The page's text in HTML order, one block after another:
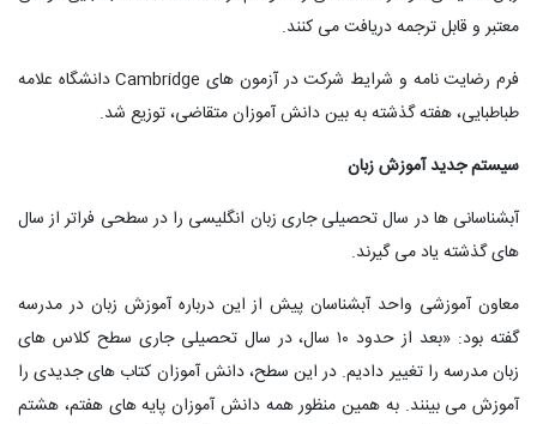
معتبر و قابل ترجمه دریافت می کنند.
فرم رضایت نامه و شرایط شرکت در آزمون های Cambridge دانشگاه علامه
طباطبایی، هفته گذشته به بین دانش آموزان متقاضی، توزیع شد.
سیستم جدید آموزش زبان
آبشناسانی ها در سال تحصیلی جاری زبان انگلیسی را در سطحی فراتر از سال
های گذشته یاد می گیرند.
معاون آموزشی واحد آبشناسان پیش از این درباره آموزش زبان در مدرسه
گفته بود: «بعد از حدود ۱۰ سال، در سال تحصیلی جاری سطح کلاس های
زبان مدرسه را تغییر دادیم. در این سطح، دانش آموزان کتاب های جدیدی را
آموزش می بینند. به همین منظور همه دانش آموزان پایه های هفتم، هشتم